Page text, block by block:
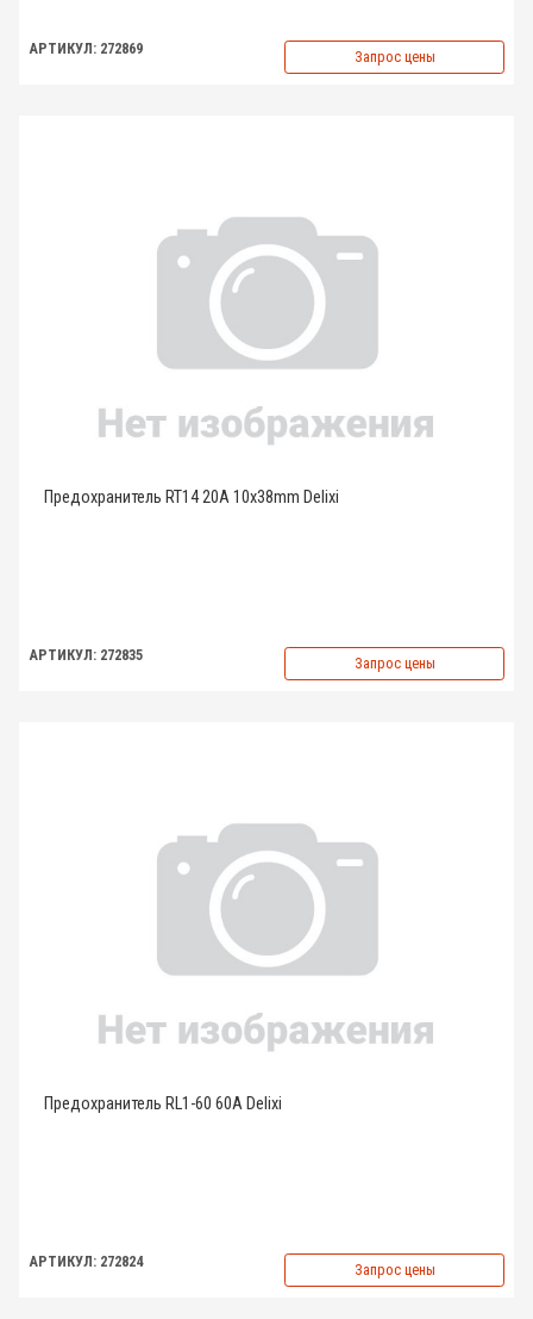
АРТИКУЛ: 272869 Запрос цены
Предохранитель RT14 20A 10x38mm Delixi
АРТИКУЛ: 272835 Запрос цены
Предохранитель RL1-60 60A Delixi
АРТИКУЛ: 272824 Запрос цены